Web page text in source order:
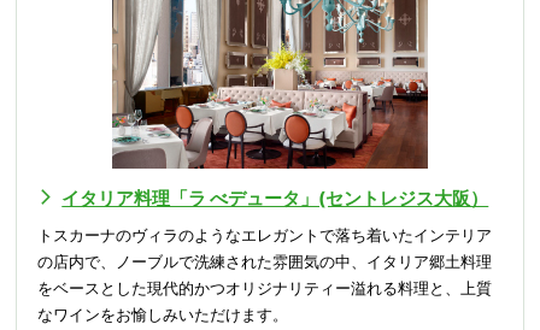
イタリア料理「ラ べデュータ」(セントレジス大阪）
トスカーナのヴィラのようなエレガントで落ち着いたインテリア
の店内で、ノーブルで洗練された雰囲気の中、イタリア郷土料理
をベースとした現代的かつオリジナリティー溢れる料理と、上質
なワインをお愉しみいただけます。